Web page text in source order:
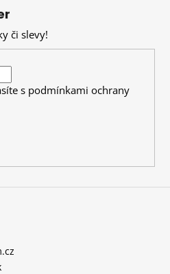
a
c
r
ý
p
či slevy!
s podmínkami ochrany